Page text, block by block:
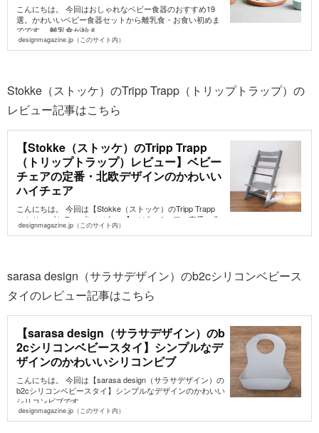
こんにちは。 今回はおしゃれなベビー食器のおすすめ19
選。かわいいベビー食器セットから離乳食・お食い初めま
でです。 離乳食が始ま...
designmagazine.jp（このサイト内）
Stokke（ストッケ）のTripp Trapp（トリップトラップ）の
レビュー記事はこちら
【Stokke（ストッケ）のTripp Trapp
（トリップトラップ）レビュー】ベビー
チェアの定番・北欧デザインのかわいい
ハイチェア
こんにちは。 今回は【Stokke（ストッケ）のTripp Trapp
（トリップトラップ）レビュー】ベビーチェアの定番・北
欧デザインのかわいいハ...
designmagazine.jp（このサイト内）
sarasa design（サラサデザイン）のb2cシリコンベビース
タイのレビュー記事はこちら
【sarasa design（サラサデザイン）のb
2cシリコンベビースタイ】シンプルなデ
ザインのかわいいシリコンビブ
こんにちは。 今回は【sarasa design（サラサデザイン）の
b2cシリコンベビースタイ】シンプルなデザインのかわいい
シリコンビブです。 ...
designmagazine.jp（このサイト内）